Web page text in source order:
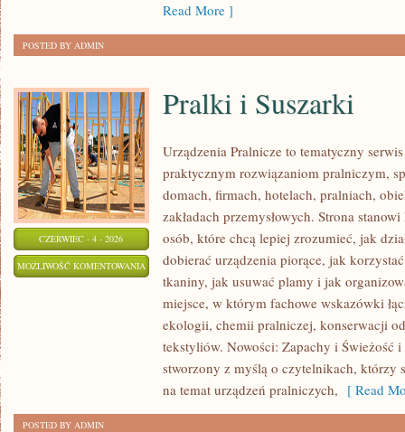
Read More ]
POSTED BY ADMIN
CZERWIEC - 4 - 2026
MOŻLIWOŚĆ KOMENTOWANIA PRALKI
SUSZARKI
Pralki i Suszarki
Urządzenia Pralnicze to tematyczny
praktycznym rozwiązaniom pralniczym,
domach, firmach, hotelach, pralniach,
zakładach przemysłowych. Strona
osób, które chcą lepiej zrozumieć, jak
dobierać urządzenia piorące, jak
tkaniny, jak usuwać plamy i jak
miejsce, w którym fachowe wskazówki
ekologii, chemii pralniczej, konserwacji
tekstyliów. Nowości: Zapachy i Świeżość i
stworzony z myślą o czytelnikach, którzy
na temat urządzeń pralniczych, [ Read
POSTED BY ADMIN